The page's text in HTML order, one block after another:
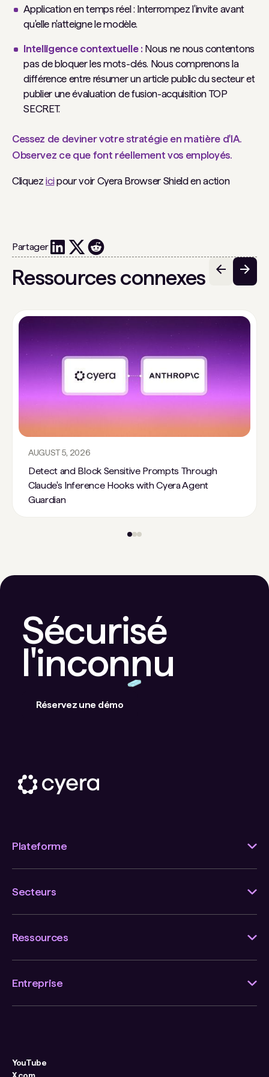
Application en temps réel : Interrompez l'invite avant
qu'elle n'atteigne le modèle.
Intelligence contextuelle :Nous ne nous contentons
pas de bloquer les mots-clés. Nous comprenons la
différence entre résumer un article public du secteur et
publier une évaluation de fusion-acquisition TOP
SECRET.
Cessez de deviner votre stratégie en matière d'IA.
Observez ce que font réellement vos employés.
Cliquezicipour voir Cyera Browser Shield en action
Partager
Ressources connexes
AUGUST 5, 2026
Detect and Block Sensitive Prompts Through
Claude's Inference Hooks with Cyera Agent
Guardian
Sécurisé
l'inconnu
Réservez une démo
Plateforme
Secteurs
Ressources
Entreprise
YouTube